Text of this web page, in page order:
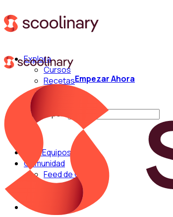
Explora
Cursos
Recetas
Buscar por:
Para Equipos
Comunidad
Feed de Cocina
Blog
Empezar Ahora